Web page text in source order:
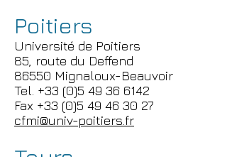
Poitiers
Université de Poitiers
85, route du Deffend
86550 Mignaloux-Beauvoir
Tel. +33 (0)5 49 36 6142
Fax +33 (0)5 49 46 30 27
cfmi@univ-poitiers.fr